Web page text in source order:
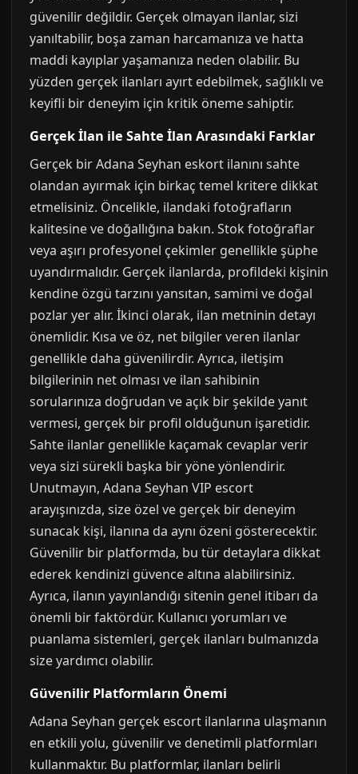
güvenilir değildir. Gerçek olmayan ilanlar, sizi
yanıltabilir, boşa zaman harcamanıza ve hatta
maddi kayıplar yaşamanıza neden olabilir. Bu
yüzden gerçek ilanları ayırt edebilmek, sağlıklı ve
keyifli bir deneyim için kritik öneme sahiptir.
Gerçek İlan ile Sahte İlan Arasındaki Farklar
Gerçek bir Adana Seyhan eskort ilanını sahte
olandan ayırmak için birkaç temel kritere dikkat
etmelisiniz. Öncelikle, ilandaki fotoğrafların
kalitesine ve doğallığına bakın. Stok fotoğraflar
veya aşırı profesyonel çekimler genellikle şüphe
uyandırmalıdır. Gerçek ilanlarda, profildeki kişinin
kendine özgü tarzını yansıtan, samimi ve doğal
pozlar yer alır. İkinci olarak, ilan metninin detayı
önemlidir. Kısa ve öz, net bilgiler veren ilanlar
genellikle daha güvenilirdir. Ayrıca, iletişim
bilgilerinin net olması ve ilan sahibinin
sorularınıza doğrudan ve açık bir şekilde yanıt
vermesi, gerçek bir profil olduğunun işaretidir.
Sahte ilanlar genellikle kaçamak cevaplar verir
veya sizi sürekli başka bir yöne yönlendirir.
Unutmayın, Adana Seyhan VIP escort
arayışınızda, size özel ve gerçek bir deneyim
sunacak kişi, ilanına da aynı özeni gösterecektir.
Güvenilir bir platformda, bu tür detaylara dikkat
ederek kendinizi güvence altına alabilirsiniz.
Ayrıca, ilanın yayınlandığı sitenin genel itibarı da
önemli bir faktördür. Kullanıcı yorumları ve
puanlama sistemleri, gerçek ilanları bulmanızda
size yardımcı olabilir.
Güvenilir Platformların Önemi
Adana Seyhan gerçek escort ilanlarına ulaşmanın
en etkili yolu, güvenilir ve denetimli platformları
kullanmaktır. Bu platformlar, ilanları belirli